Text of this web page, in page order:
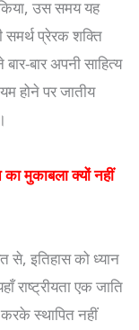
उस समय यह
समर्थ प्रेरक शक्ति
बार अपनी साहित्य
होने पर जातीय
मुकाबला क्यों नहीं
से, इतिहास को ध्यान
राष्ट्रीयता एक जाति
करके स्थापित नहीं